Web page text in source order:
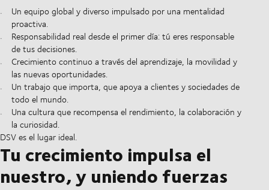
Un equipo global y diverso impulsado por una mentalidad
proactiva.
Responsabilidad real desde el primer día: tú eres responsable
de tus decisiones.
Crecimiento continuo a través del aprendizaje, la movilidad y
las nuevas oportunidades.
Un trabajo que importa, que apoya a clientes y sociedades de
todo el mundo.
Una cultura que recompensa el rendimiento, la colaboración y
la curiosidad.
DSV es el lugar ideal.
Tu crecimiento impulsa el
nuestro, y uniendo fuerzas